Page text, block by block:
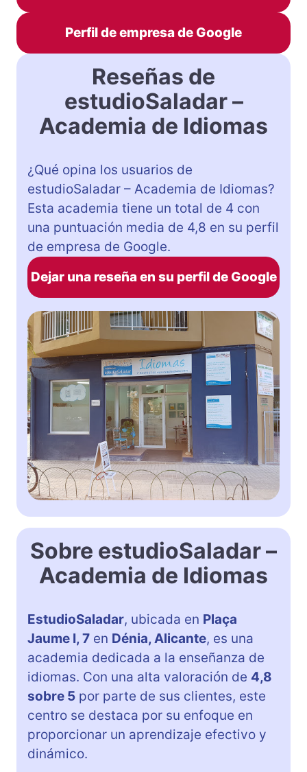
Perfil de empresa de Google
Reseñas de
estudioSaladar –
Academia de Idiomas
¿Qué opina los usuarios de
estudioSaladar – Academia de Idiomas?
Esta academia tiene un total de 4 con
una puntuación media de 4,8 en su perfil
de empresa de Google.
Dejar una reseña en su perfil de Google
Sobre estudioSaladar –
Academia de Idiomas
EstudioSaladar, ubicada en Plaça
Jaume I, 7 en Dénia, Alicante, es una
academia dedicada a la enseñanza de
idiomas. Con una alta valoración de 4,8
sobre 5 por parte de sus clientes, este
centro se destaca por su enfoque en
proporcionar un aprendizaje efectivo y
dinámico.